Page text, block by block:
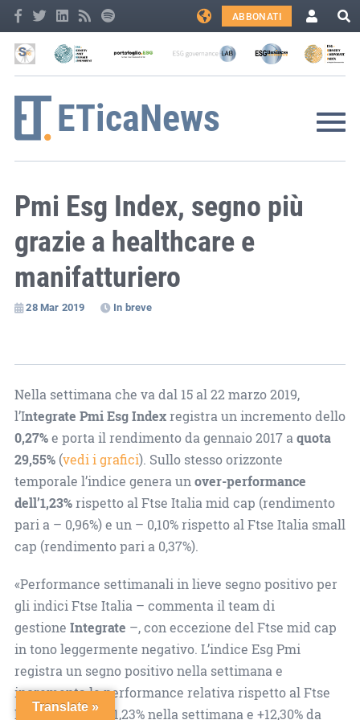
ABBONATI
Pmi Esg Index, segno più
grazie a healthcare e
manifatturiero
28 Mar 2019 In breve
Nella settimana che va dal 15 al 22 marzo 2019,
l’Integrate Pmi Esg Indexregistra un incremento dello
0,27%e porta il rendimento da gennaio 2017 aquota
29,55%(vedi i grafici). Sullo stesso orizzonte
temporale l’indice genera unover-performance
dell’1,23%rispetto al Ftse Italia mid cap (rendimento
pari a – 0,96%) e un – 0,10% rispetto al Ftse Italia small
cap (rendimento pari a 0,37%).
«Performance settimanali in lieve segno positivo per
gli indici Ftse Italia – commenta il team di
gestione Integrate –, con eccezione del Ftse mid cap
in tono leggermente negativo. L’indice Esg Pmi
registra un segno positivo nella settimana e
incrementa le performance relativa rispetto al Ftse
Italia mid cap (+1,23% nella settimana e +12,30% da
Translate »